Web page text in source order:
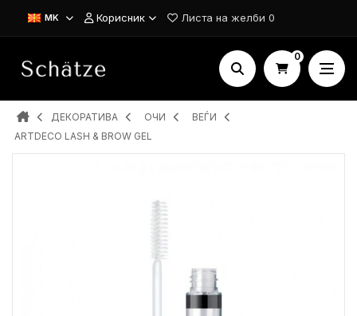
MK Корисник Листа на желби 0
0
ДЕКОРАТИВА ОЧИ
ВЕЃИ
ARTDECO LASH & BROW GEL